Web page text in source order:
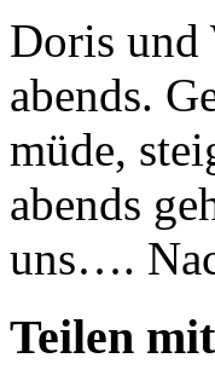
Doris und
abends.
müde,
abends
uns….
Teilen